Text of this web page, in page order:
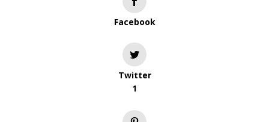
Facebook
Twitter
1